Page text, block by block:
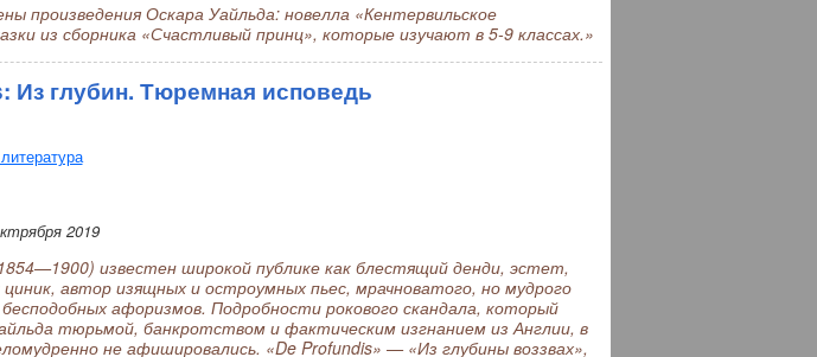
произведения Оскара Уайльда: новелла «Кентервильское
из сборника «Счастливый принц», которые изучают в 5-9 классах.»
Из глубин. Тюремная исповедь
2019
известен широкой публике как блестящий денди, эстет,
автор изящных и остроумных пьес, мрачноватого, но мудрого
афоризмов. Подробности рокового скандала, который
тюрьмой, банкротством и фактическим изгнанием из Англии, в
не афишировались. «De Profundis» — «Из глубины воззвах»,